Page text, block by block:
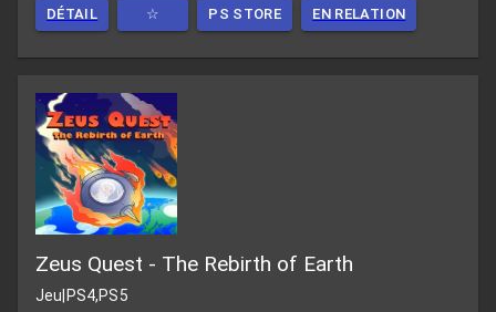
DÉTAIL ☆ PS STORE EN RELATION
Zeus Quest - The Rebirth of Earth
Jeu PS4,PS5